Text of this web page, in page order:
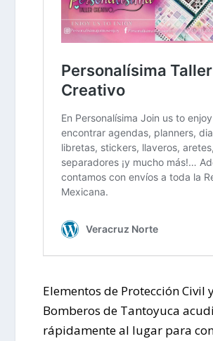
Elementos de Protección Civil
Bomberos de Tantoyuca
rápidamente al lugar para